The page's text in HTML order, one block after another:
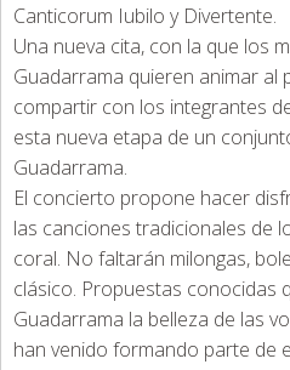
Canticorum Iubilo y Divertente.
Una nueva cita, con la que los
Guadarrama quieren animar al
compartir con los integrantes
esta nueva etapa de un
Guadarrama.
El concierto propone hacer
las canciones tradicionales de
coral. No faltarán milongas,
clásico. Propuestas conocidas
Guadarrama la belleza de las
han venido formando parte de